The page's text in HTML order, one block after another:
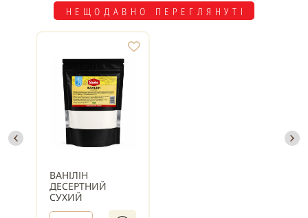
НЕЩОДАВНО ПЕРЕГЛЯНУТІ
ВАНІЛІН
ДЕСЕРТНИЙ
СУХИЙ